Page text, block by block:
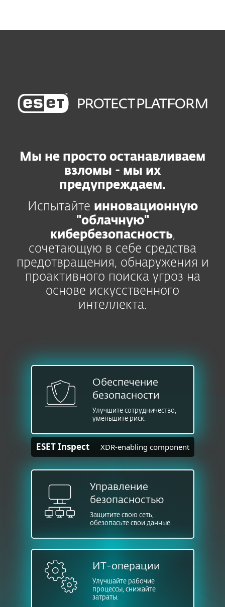
Мы не просто останавливаем
взломы - мы их
предупреждаем.
Испытайте инновационную
"облачную"
кибербезопасность,
сочетающую в себе средства
предотвращения, обнаружения и
проактивного поиска угроз на
основе искусственного
интеллекта.
ESET Inspect XDR-enabling component
Обеспечение
безопасности
Улучшите сотрудничество,
уменьшите риск.
Управление
безопасностью
Защитите свою сеть,
обезопасьте свои данные.
ИТ-операции
Улучшайте рабочие
процессы, снижайте
затраты.